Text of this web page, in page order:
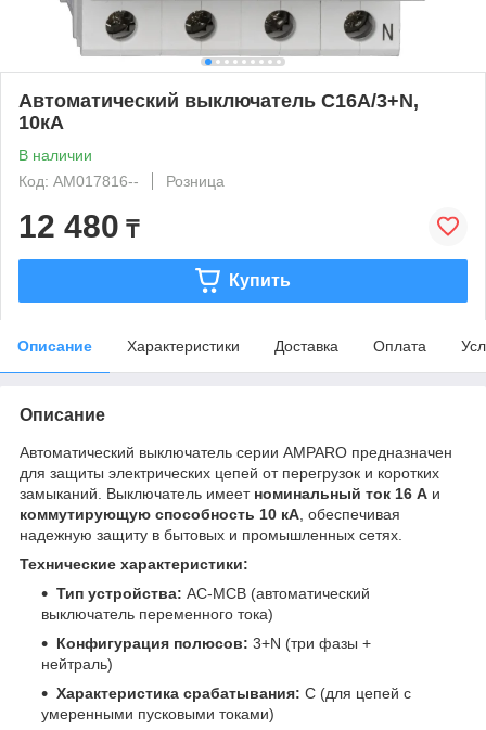
Автоматический выключатель C16А/3+N,
10кА
В наличии
Код: AM017816--
Розница
12 480 ₸
Купить
Описание Характеристики Доставка Оплата
Описание
Автоматический выключатель серии AMPARO предназначен
для защиты электрических цепей от перегрузок и коротких
замыканий. Выключатель имеет номинальный ток 16 А и
коммутирующую способность 10 кА , обеспечивая
надежную защиту в бытовых и промышленных сетях.
Технические характеристики:
Тип устройства: AC-MCB (автоматический
выключатель переменного тока)
Конфигурация полюсов: 3+N (три фазы +
нейтраль)
Характеристика срабатывания: C (для цепей с
умеренными пусковыми токами)